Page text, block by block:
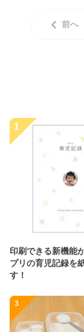
前へ
1
印刷できる新機能
プリの育児記録を
す！
3